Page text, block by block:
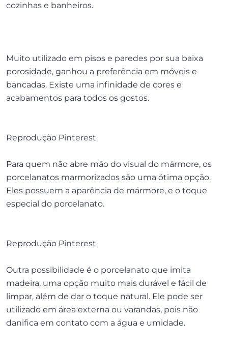
cozinhas e banheiros.
Muito utilizado em pisos e paredes por sua baixa
porosidade, ganhou a preferência em móveis e
bancadas. Existe uma infinidade de cores e
acabamentos para todos os gostos.
Reprodução Pinterest
Para quem não abre mão do visual do mármore, os
porcelanatos marmorizados são uma ótima opção.
Eles possuem a aparência de mármore, e o toque
especial do porcelanato.
Reprodução Pinterest
Outra possibilidade é o porcelanato que imita
madeira, uma opção muito mais durável e fácil de
limpar, além de dar o toque natural. Ele pode ser
utilizado em área externa ou varandas, pois não
danifica em contato com a água e umidade.